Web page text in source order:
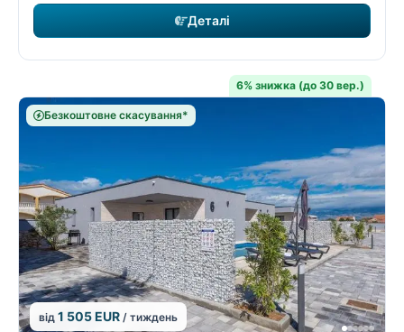
Деталі
6% знижка (до 30 вер.)
Безкоштовне скасування*
від 1 505 EUR / тиждень